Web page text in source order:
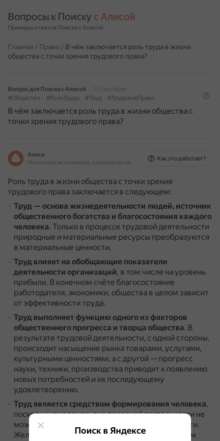
Вопросы к Поиску с Алисой
Примеры ответов Поиска с Алисой
Главная / Право / В чём заключается роль труда в жизни
общества с точки зрения трудового права?
Вопрос для Поиска с Алисой
11 сентября
#Общество
#РольТруда #Труд #ТрудовоеПраво
В чём заключается роль труда в жизни общества с
точки зрения трудового права?
Алиса
На основе источников, возможны неточности
Как это работает?
Роль труда в жизни общества с точки зрения
трудового права заключается в следующем:
Труд — основа жизнедеятельности людей, источник
общественного богатства и благосостояния каждого
человека. Только в процессе трудовой деятельности
природные и материальные ресурсы преобразуются
в материальные ценности.
Труд влияет на обобщающие показатели
деятельности организаций, в том числе на уровень
прибыли. В конечном счёте благосостояние
работодателя, экономики, общества в целом зависит
от эффективности труда.
Труд выполняет функцию одного из факторов
общественного прогресса и творца общества. В
результате трудовой деятельности, с одной стороны,
происходит насыщение рынка товарами, услугами,
культурными ценностями, а с другой — прогресс
науки, техники, производства приводит к появлению
новых потребностей и их последующему
удовлетворению.
Труд является средством формирования человека,
поскольку вне труда, вне полезной деятельности не
может быть полноценной человеческой личности.
Желание работать часто связывают с осознанием
Поиск в Яндексе